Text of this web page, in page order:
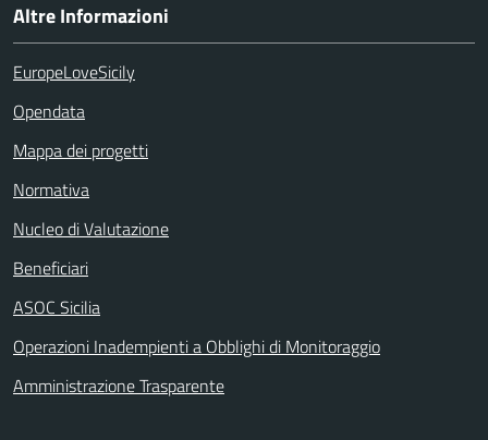
Altre Informazioni
EuropeLoveSicily
Opendata
Mappa dei progetti
Normativa
Nucleo di Valutazione
Beneficiari
ASOC Sicilia
Operazioni Inadempienti a Obblighi di Monitoraggio
Amministrazione Trasparente